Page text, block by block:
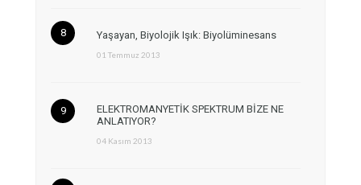
Yaşayan, Biyolojik Işık: Biyolüminesans
01 Temmuz 2013
ELEKTROMANYETİK SPEKTRUM BİZE NE
ANLATIYOR?
04 Kasım 2013